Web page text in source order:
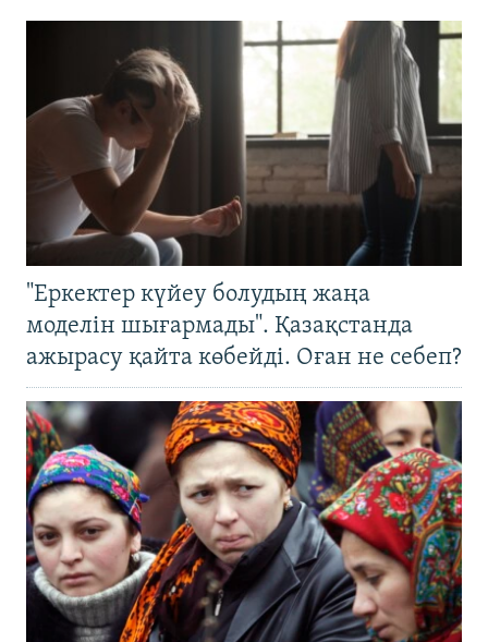
"Еркектер күйеу болудың жаңа
моделін шығармады". Қазақстанда
ажырасу қайта көбейді. Оған не себеп?